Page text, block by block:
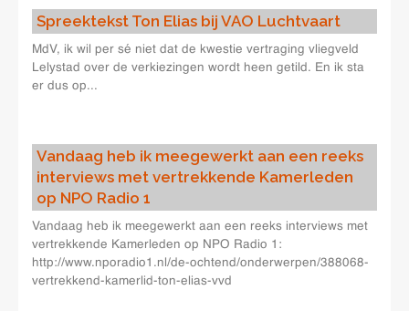
Spreektekst Ton Elias bij VAO Luchtvaart
MdV, ik wil per sé niet dat de kwestie vertraging vliegveld
Lelystad over de verkiezingen wordt heen getild. En ik sta
er dus op...
Vandaag heb ik meegewerkt aan een reeks
interviews met vertrekkende Kamerleden
op NPO Radio 1
Vandaag heb ik meegewerkt aan een reeks interviews met
vertrekkende Kamerleden op NPO Radio 1:
http://www.nporadio1.nl/de-ochtend/onderwerpen/388068-
vertrekkend-kamerlid-ton-elias-vvd